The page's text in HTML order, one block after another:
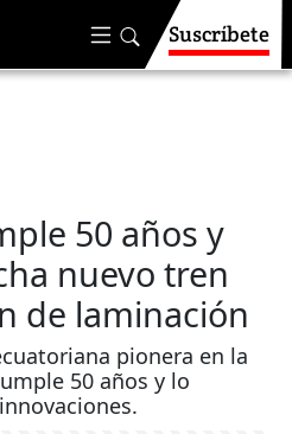
Suscríbete
50 años y
nuevo tren
de laminación
pionera en la
50 años y lo